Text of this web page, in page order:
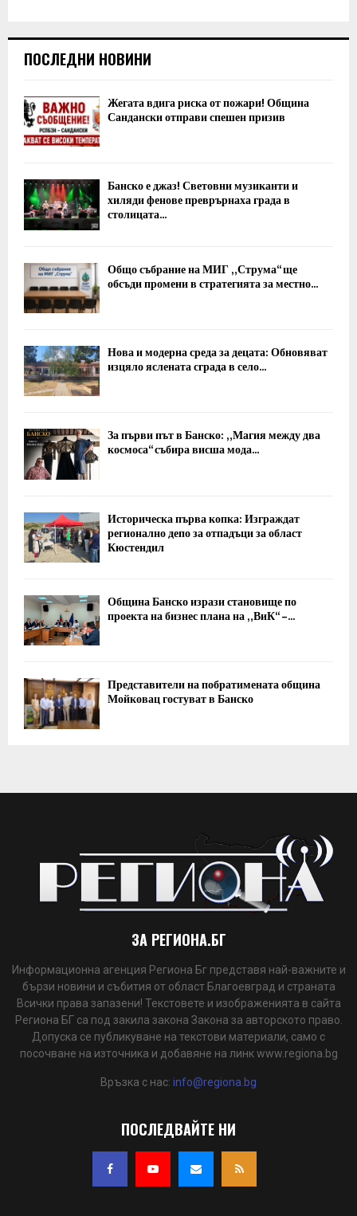
ПОСЛЕДНИ НОВИНИ
Жегата вдига риска от пожари! Община
Сандански отправи спешен призив
Банско е джаз! Световни музиканти и
хиляди фенове преврърнаха града в
столицата...
Общо събрание на МИГ „Струма“ ще
обсъди промени в стратегията за местно...
Нова и модерна среда за децата: Обновяват
изцяло яслената сграда в село...
За първи път в Банско: „Магия между два
космоса“ събира висша мода...
Историческа първа копка: Изграждат
регионално депо за отпадъци за област
Кюстендил
Община Банско изрази становище по
проекта на бизнес плана на „ВиК“ –...
Представители на побратимената община
Мойковац гостуват в Банско
ЗА РЕГИОНА.БГ
Информационна агенция Региона Бг представя най-важните и
бързи новини и събития от област Благоевград и страната
Всички права запазени! Текстовете и изображенията в сайта
Региона БГ са под закила закона Закона за авторското право.
Допуска се публикуване на текстови материали, само с
посочване на източника и добавяне на линк www.regiona.bg
Връзка с нас: info@regiona.bg
ПОСЛЕДВАЙТЕ НИ